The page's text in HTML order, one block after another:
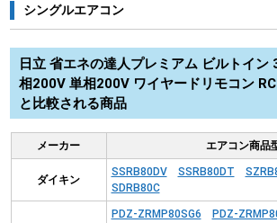
シングルエアコン
日立 省エネの達人プレミアム ビルトイン
相200V 単相200V ワイヤードリモコン
と比較される商品
メーカー エアコン商品
ダイキン
SSRB80DV SSRB80DT
SDRB80C
PDZ-ZRMP80SG6
PDZ-